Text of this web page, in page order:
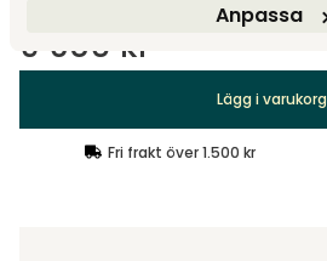
Anpassa
9 680 kr
Lägg i varukorg
Fri frakt över 1.500 kr